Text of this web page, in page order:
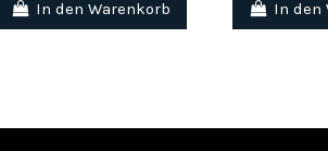
In den Warenkorb In den